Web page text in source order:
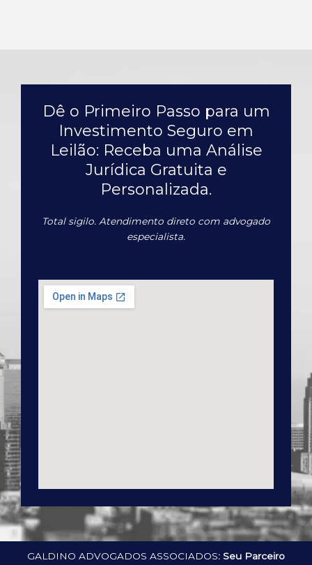
Dê o Primeiro Passo para um
Investimento Seguro em
Leilão: Receba uma Análise
Jurídica Gratuita e
Personalizada.
Total sigilo. Atendimento direto com advogado
especialista.
GALDINO ADVOGADOS ASSOCIADOS: Seu Parceiro